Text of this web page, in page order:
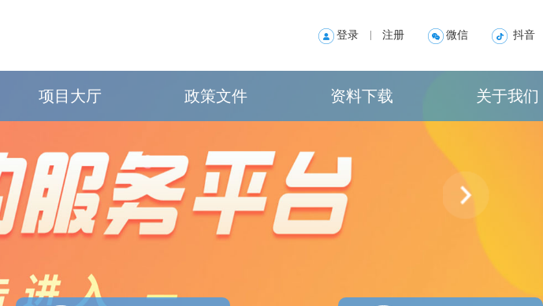
登录 注册 微信 抖音
项目大厅 政策文件
地方政策及文件
中心规则及文件
资料下载 关于我们